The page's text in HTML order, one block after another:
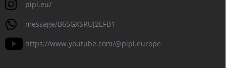
pipl.eu/
message/B65GXSRUJ2EFB1
https://www.youtube.com/@pipl.europe